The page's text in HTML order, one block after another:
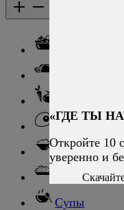
Блюда из яиц
Паста
Ризотто
Супы
«ГДЕ ТЫ
Откройте 10
уверенно и